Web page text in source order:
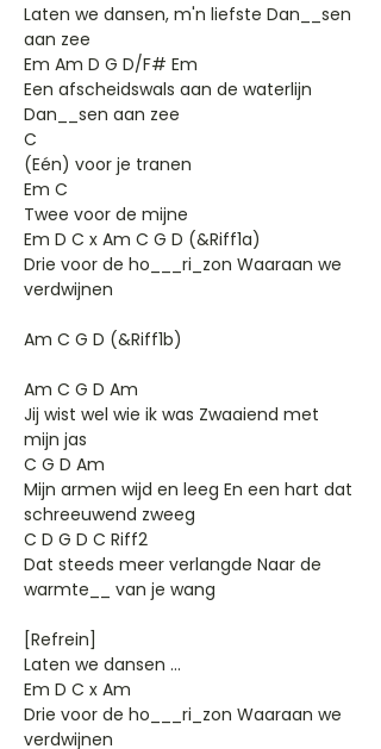
Laten we dansen, m'n liefste Dan__sen
aan zee
Em Am D G D/F# Em
Een afscheidswals aan de waterlijn
Dan__sen aan zee
C
(Eén) voor je tranen
Em C
Twee voor de mijne
Em D C x Am C G D (&Riff1a)
Drie voor de ho___ri_zon Waaraan we
verdwijnen
Am C G D (&Riff1b)
Am C G D Am
Jij wist wel wie ik was Zwaaiend met
mijn jas
C G D Am
Mijn armen wijd en leeg En een hart dat
schreeuwend zweeg
C D G D C Riff2
Dat steeds meer verlangde Naar de
warmte__ van je wang
[Refrein]
Laten we dansen ...
Em D C x Am
Drie voor de ho___ri_zon Waaraan we
verdwijnen